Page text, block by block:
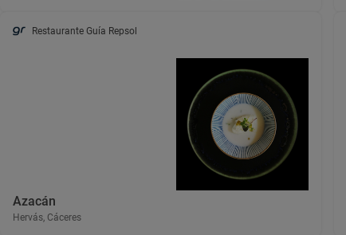
Restaurante Guía Repsol
Azacán
Hervás, Cáceres